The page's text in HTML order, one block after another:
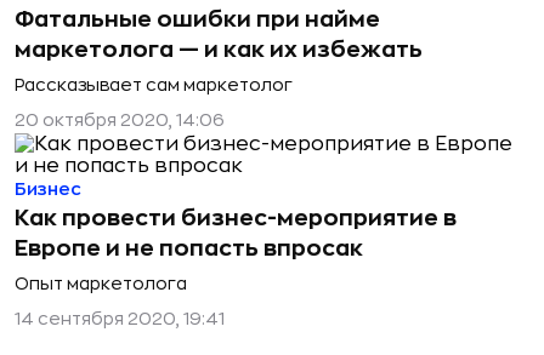
Фатальные ошибки при найме
маркетолога — и как их избежать
Рассказывает сам маркетолог
20 октября 2020, 14:06
Как провести бизнес-мероприятие в
Европе и не попасть впросак
Опыт маркетолога
Бизнес
14 сентября 2020, 19:41